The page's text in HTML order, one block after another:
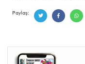
Paylaş: